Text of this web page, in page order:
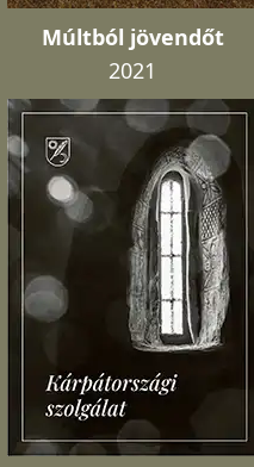
Múltból jövendőt
2021